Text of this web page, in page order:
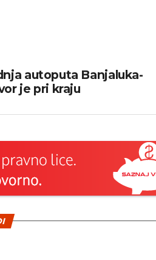
autoputa Banjaluka-
je pri kraju